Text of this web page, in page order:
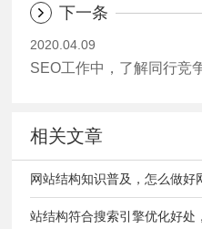
下一条
2020.04.09
SEO工作中，了解同行竞
相关文章
网站结构知识普及，怎么做好
站结构符合搜索引擎优化好处